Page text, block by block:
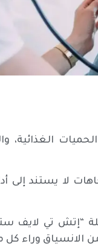
الغذائية،
لا يستند إلى
“إتش تي لايف
الانسياق وراء